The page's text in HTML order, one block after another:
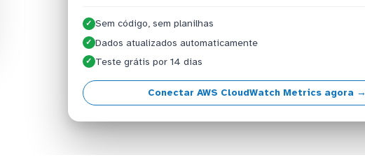
✓ Sem código, sem planilhas
✓ Dados atualizados automaticamente
✓ Teste grátis por 14 dias
Conectar AWS CloudWatch Metrics agora →